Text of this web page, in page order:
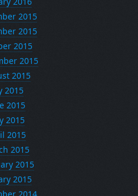
2015
2015
2015
2015
2015
2015
2015
2015
2015
2015
2015
2015